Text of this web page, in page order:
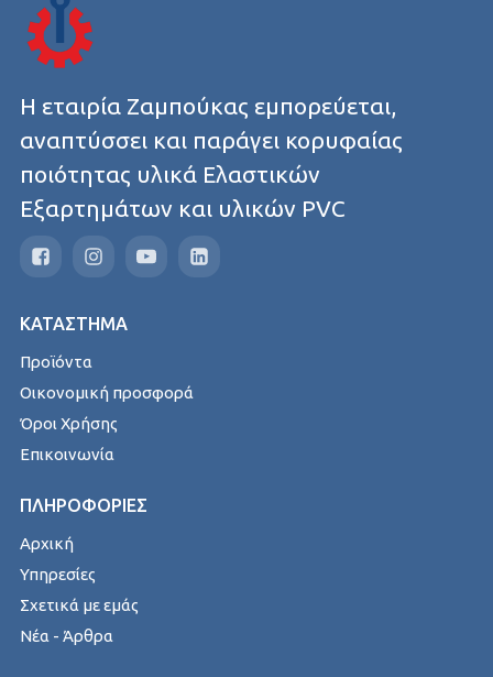
Η εταιρία Ζαμπούκας εμπορεύεται,
αναπτύσσει και παράγει κορυφαίας
ποιότητας υλικά Ελαστικών
Εξαρτημάτων και υλικών PVC
ΚΑΤΑΣΤΗΜΑ
Προϊόντα
Οικονομική προσφορά
Όροι Χρήσης
Επικοινωνία
ΠΛΗΡΟΦΟΡΙΕΣ
Αρχική
Υπηρεσίες
Σχετικά με εμάς
Νέα - Άρθρα